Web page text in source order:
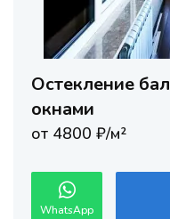
Остекление
окнами
от 4800 ₽/м²
WhatsApp